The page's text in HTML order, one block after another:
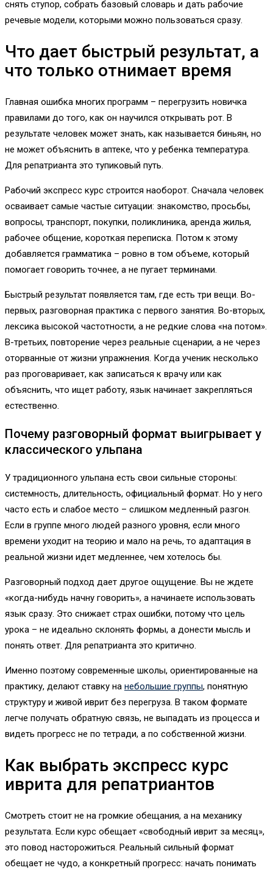
снять ступор, собрать базовый словарь и дать рабочие
речевые модели, которыми можно пользоваться сразу.
Что дает быстрый результат, а
что только отнимает время
Главная ошибка многих программ – перегрузить новичка
правилами до того, как он научился открывать рот. В
результате человек может знать, как называется биньян, но
не может объяснить в аптеке, что у ребенка температура.
Для репатрианта это тупиковый путь.
Рабочий экспресс курс строится наоборот. Сначала человек
осваивает самые частые ситуации: знакомство, просьбы,
вопросы, транспорт, покупки, поликлиника, аренда жилья,
рабочее общение, короткая переписка. Потом к этому
добавляется грамматика – ровно в том объеме, который
помогает говорить точнее, а не пугает терминами.
Быстрый результат появляется там, где есть три вещи. Во-
первых, разговорная практика с первого занятия. Во-вторых,
лексика высокой частотности, а не редкие слова «на потом».
В-третьих, повторение через реальные сценарии, а не через
оторванные от жизни упражнения. Когда ученик несколько
раз проговаривает, как записаться к врачу или как
объяснить, что ищет работу, язык начинает закрепляться
естественно.
Почему разговорный формат выигрывает у
классического ульпана
У традиционного ульпана есть свои сильные стороны:
системность, длительность, официальный формат. Но у него
часто есть и слабое место – слишком медленный разгон.
Если в группе много людей разного уровня, если много
времени уходит на теорию и мало на речь, то адаптация в
реальной жизни идет медленнее, чем хотелось бы.
Разговорный подход дает другое ощущение. Вы не ждете
«когда-нибудь начну говорить», а начинаете использовать
язык сразу. Это снижает страх ошибки, потому что цель
урока – не идеально склонять формы, а донести мысль и
понять ответ. Для репатрианта это критично.
Именно поэтому современные школы, ориентированные на
практику, делают ставку на небольшие группы, понятную
структуру и живой иврит без перегруза. В таком формате
легче получать обратную связь, не выпадать из процесса и
видеть прогресс не по тетради, а по собственной жизни.
Как выбрать экспресс курс
иврита для репатриантов
Смотреть стоит не на громкие обещания, а на механику
результата. Если курс обещает «свободный иврит за месяц»,
это повод насторожиться. Реальный сильный формат
обещает не чудо, а конкретный прогресс: начать понимать